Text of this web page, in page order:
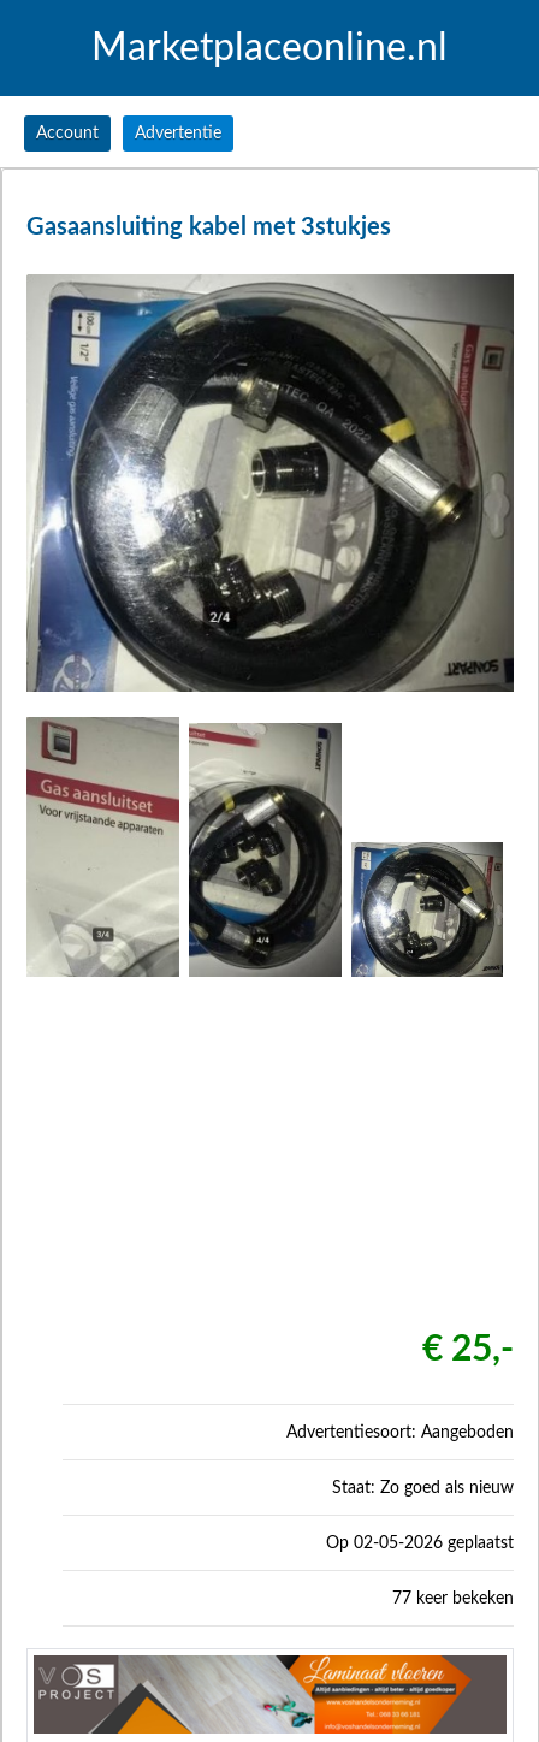
Marketplaceonline.nl
Account Advertentie
Gasaansluiting kabel met 3stukjes
€ 25,-
Advertentiesoort: Aangeboden
Staat: Zo goed als nieuw
Op 02-05-2026 geplaatst
77 keer bekeken